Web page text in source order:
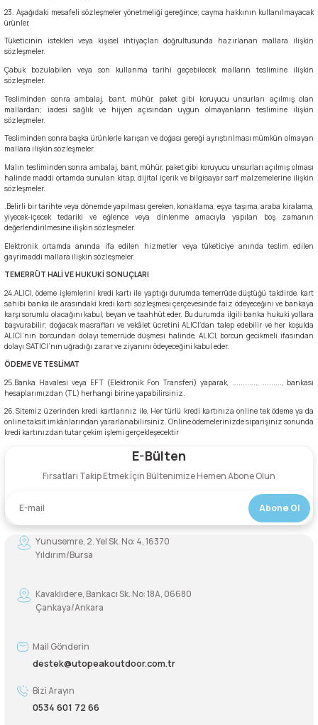
23. Aşağıdaki mesafeli sözleşmeler yönetmeliği gereğince; cayma hakkının kullanılmayacak
ürünler,
Tüketicinin istekleri veya kişisel ihtiyaçları doğrultusunda hazırlanan mallara ilişkin
sözleşmeler.
Çabuk bozulabilen veya son kullanma tarihi geçebilecek malların teslimine ilişkin
sözleşmeler.
Tesliminden sonra ambalaj, bant, mühür, paket gibi koruyucu unsurları açılmış olan
mallardan; iadesi sağlık ve hijyen açısından uygun olmayanların teslimine ilişkin
sözleşmeler.
Tesliminden sonra başka ürünlerle karışan ve doğası gereği ayrıştırılması mümkün olmayan
mallara ilişkin sözleşmeler.
Malın tesliminden sonra ambalaj, bant, mühür, paket gibi koruyucu unsurları açılmış olması
halinde maddi ortamda sunulan kitap, dijital içerik ve bilgisayar sarf malzemelerine ilişkin
sözleşmeler.
.Belirli bir tarihte veya dönemde yapılması gereken, konaklama, eşya taşıma, araba kiralama,
yiyecek-içecek tedariki ve eğlence veya dinlenme amacıyla yapılan boş zamanın
değerlendirilmesine ilişkin sözleşmeler.
Elektronik ortamda anında ifa edilen hizmetler veya tüketiciye anında teslim edilen
gayrimaddi mallara ilişkin sözleşmeler.
TEMERRÜT HALİ VE HUKUKİ SONUÇLARI
24.ALICI, ödeme işlemlerini kredi kartı ile yaptığı durumda temerrüde düştüğü takdirde, kart
sahibi banka ile arasındaki kredi kartı sözleşmesi çerçevesinde faiz ödeyeceğini ve bankaya
karşı sorumlu olacağını kabul, beyan ve taahhüt eder. Bu durumda ilgili banka hukuki yollara
başvurabilir; doğacak masrafları ve vekâlet ücretini ALICI’dan talep edebilir ve her koşulda
ALICI’nın borcundan dolayı temerrüde düşmesi halinde, ALICI, borcun gecikmeli ifasından
dolayı SATICI’nın uğradığı zarar ve ziyanını ödeyeceğini kabul eder.
ÖDEME VE TESLİMAT
25.Banka Havalesi veya EFT (Elektronik Fon Transferi) yaparak, ............, ........., bankası
hesaplarımızdan (TL) herhangi birine yapabilirsiniz.
26.Sitemiz üzerinden kredi kartlarınız ile, Her türlü kredi kartınıza online tek ödeme ya da
online taksit imkânlarından yararlanabilirsiniz. Online ödemelerinizde siparişiniz sonunda
kredi kartınızdan tutar çekim işlemi gerçekleşecektir
E-Bülten
Fırsatları Takip Etmek İçin Bültenimize Hemen Abone Olun
Abone Ol
Yunusemre, 2. Yel Sk. No: 4, 16370
Yıldırım/Bursa
Kavaklıdere, Bankacı Sk. No: 18A, 06680
Çankaya/Ankara
Mail Gönderin
destek@utopeakoutdoor.com.tr
Bizi Arayın
0534 601 72 66